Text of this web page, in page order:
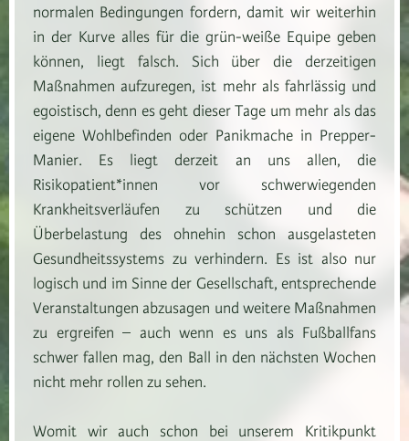
normalen Bedingungen fordern, damit wir weiterhin
in der Kurve alles für die grün-weiße Equipe geben
können, liegt falsch. Sich über die derzeitigen
Maßnahmen aufzuregen, ist mehr als fahrlässig und
egoistisch, denn es geht dieser Tage um mehr als das
eigene Wohlbefinden oder Panikmache in Prepper-
Manier. Es liegt derzeit an uns allen, die
Risikopatient*innen vor schwerwiegenden
Krankheitsverläufen zu schützen und die
Überbelastung des ohnehin schon ausgelasteten
Gesundheitssystems zu verhindern. Es ist also nur
logisch und im Sinne der Gesellschaft, entsprechende
Veranstaltungen abzusagen und weitere Maßnahmen
zu ergreifen – auch wenn es uns als Fußballfans
schwer fallen mag, den Ball in den nächsten Wochen
nicht mehr rollen zu sehen.
Womit wir auch schon bei unserem Kritikpunkt